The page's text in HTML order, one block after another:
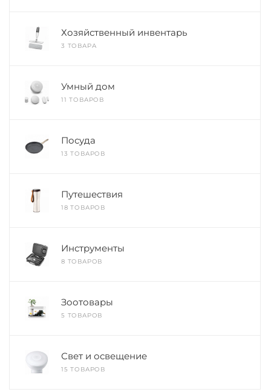
Хозяйственный инвентарь
3 ТОВАРА
Умный дом
11 ТОВАРОВ
Посуда
13 ТОВАРОВ
Путешествия
18 ТОВАРОВ
Инструменты
8 ТОВАРОВ
Зоотовары
5 ТОВАРОВ
Свет и освещение
15 ТОВАРОВ